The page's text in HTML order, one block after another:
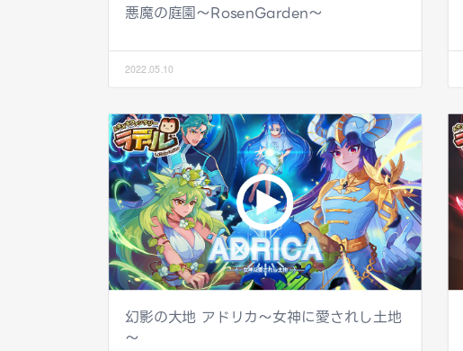
悪魔の庭園～RosenGarden～
2022.05.10
幻影の大地 アドリカ～女神に愛されし土地
～